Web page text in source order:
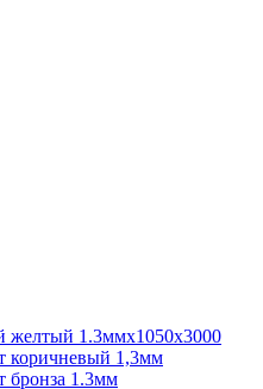
желтый 1.3ммх1050х3000
коричневый 1,3мм
бронза 1.3мм